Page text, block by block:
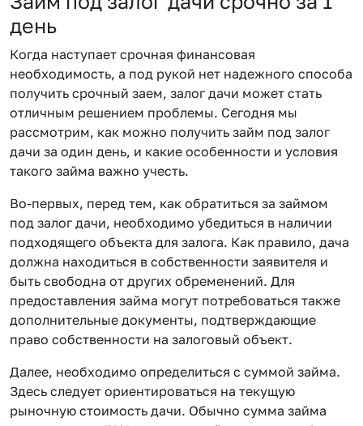
день
Когда наступает срочная финансовая
необходимость, а под рукой нет надежного способа
получить срочный заем, залог дачи может стать
отличным решением проблемы. Сегодня мы
рассмотрим, как можно получить займ под залог
дачи за один день, и какие особенности и условия
такого займа важно учесть.
Во-первых, перед тем, как обратиться за займом
под залог дачи, необходимо убедиться в наличии
подходящего объекта для залога. Как правило, дача
должна находиться в собственности заявителя и
быть свободна от других обременений. Для
предоставления займа могут потребоваться также
дополнительные документы, подтверждающие
право собственности на залоговый объект.
Далее, необходимо определиться с суммой займа.
Здесь следует ориентироваться на текущую
рыночную стоимость дачи. Обычно сумма займа